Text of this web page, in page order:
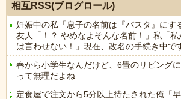
相互RSS(ブログロール)
妊娠中の私「息子の名前は『パスタ』にす
友人「！？ やめなよそんな名前！」私「
は言わせない！」現在、改名の手続き中で
春から小学生なんだけど、6畳のリビング
って無理だよね
定食屋で注文から5分以上待たされた俺「